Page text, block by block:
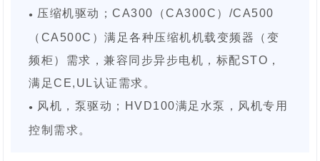
● 压缩机驱动；CA300（CA300C）/CA500
（CA500C）满足各种压缩机机载变频器（变
频柜）需求，兼容同步异步电机，标配STO，
满足CE,UL认证需求。
●
风机，泵驱动；HVD100满足水泵，风机专用
控制需求。